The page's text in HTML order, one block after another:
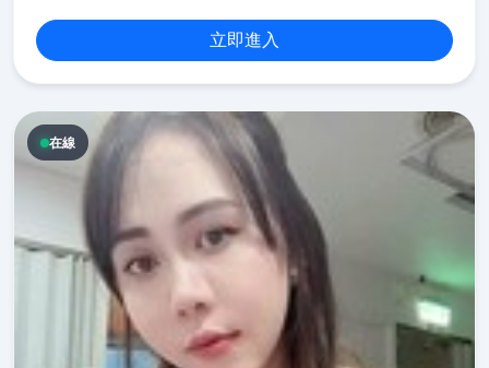
立即進入
在線